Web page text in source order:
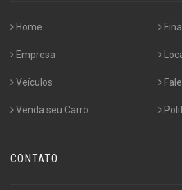
Home
Empresa
Veículos
Venda seu Carro
CONTATO